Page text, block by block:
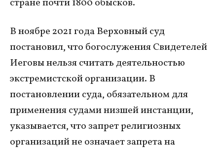
стране почти 1800 обысков.
В ноябре 2021 года Верховный суд
постановил, что богослужения Свидетелей
Иеговы нельзя считать деятельностью
экстремистской организации. В
постановлении суда, обязательном для
применения судами низшей инстанции,
указывается, что запрет религиозных
организаций не означает запрета на